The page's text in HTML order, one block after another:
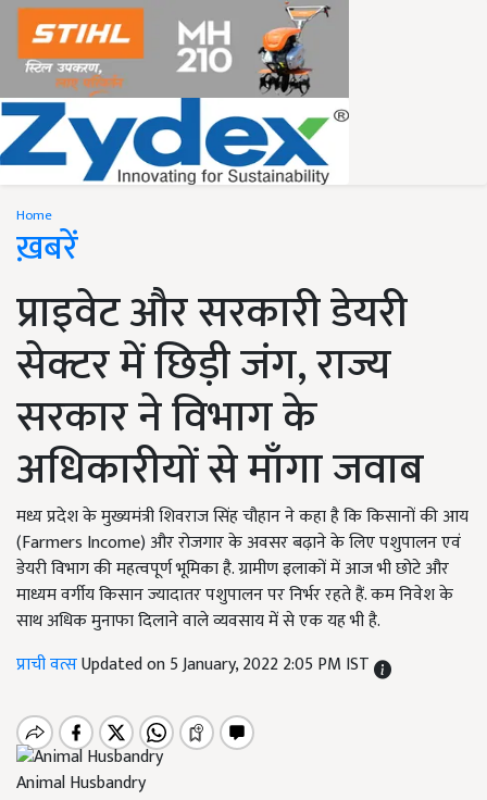
Home
ख़बरें
प्राइवेट और सरकारी डेयरी
सेक्टर में छिड़ी जंग, राज्य
सरकार ने विभाग के
अधिकारीयों से माँगा जवाब
मध्य प्रदेश के मुख्यमंत्री शिवराज सिंह चौहान ने कहा है कि किसानों की आय
(Farmers Income) और रोजगार के अवसर बढ़ाने के लिए पशुपालन एवं
डेयरी विभाग की महत्वपूर्ण भूमिका है. ग्रामीण इलाकों में आज भी छोटे और
माध्यम वर्गीय किसान ज्यादातर पशुपालन पर निर्भर रहते हैं. कम निवेश के
साथ अधिक मुनाफा दिलाने वाले व्यवसाय में से एक यह भी है.
प्राची वत्सUpdated on 5 January, 2022 2:05 PM IST
Animal Husbandry